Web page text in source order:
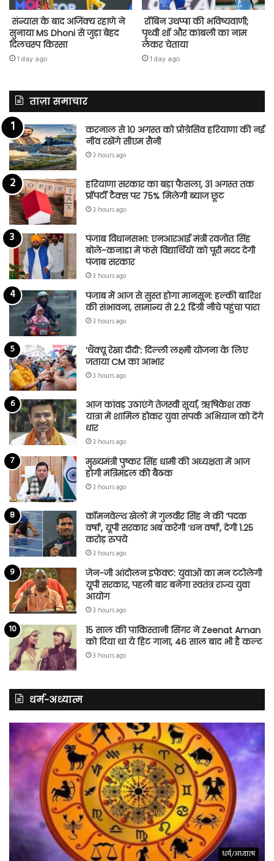
संन्यास के बाद अजिंक्‍य रहाणे ने
सुनाया MS Dhoni से जुड़ा बेहद
दिलचस्प किस्सा
1 day ago
रॉबिन उथप्पा की भविष्यवाणी;
पृथ्वी शॉ और कांबली का नाम
लेकर चेताया
1 day ago
ताज़ा समाचार
करनाल से 10 अगस्त को प्रोग्रेसिव हरियाणा की नई
नींव रखेंगे सीएम सैनी
3 hours ago
हरियाणा सरकार का बड़ा फैसला, 31 अगस्त तक
प्रॉपर्टी टैक्स पर 75% मिलेगी ब्याज छूट
3 hours ago
पंजाब विधानसभा: एनआरआई मंत्री रवजोत सिंह
बोले-कनाडा में फंसे विद्यार्थियों को पूरी मदद देगी
पंजाब सरकार
3 hours ago
पंजाब में आज से सुस्त होगा मानसून: हल्की बारिश
की संभावना, सामान्य से 2.2 डिग्री नीचे पहुंचा पारा
3 hours ago
‘थैंक्यू रेखा दीदी’: दिल्ली लक्ष्मी योजना के लिए
जताया CM का आभार
3 hours ago
आज कांवड़ उठाएंगे तेजस्वी सूर्या, ऋषिकेश तक
यात्रा में शामिल होकर युवा संपर्क अभियान को देंगे
धार
3 hours ago
मुख्यमंत्री पुष्कर सिंह धामी की अध्यक्षता में आज
होगी मंत्रिमंडल की बैठक
3 hours ago
कॉमनवेल्थ खेलों में गुलवीर सिंह ने की ‘पदक
वर्षा’, यूपी सरकार अब करेगी ‘धन वर्षा’, देगी 1.25
करोड़ रुपये
3 hours ago
जेन-जी आंदोलन इफेक्ट: युवाओं का मन टटोलेगी
यूपी सरकार, पहली बार बनेगा स्वतंत्र राज्य युवा
आयोग
3 hours ago
15 साल की पाकिस्तानी सिंगर ने Zeenat Aman
को दिया था ये हिट गाना, 46 साल बाद भी है कल्ट
3 hours ago
धर्म-अध्यात्म
धर्म/अध्यात्म